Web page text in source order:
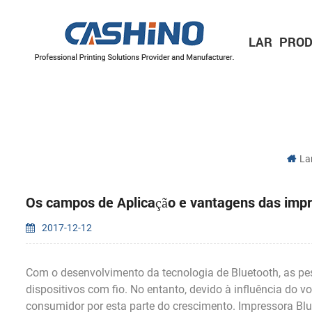
LAR
Os campos de Aplicação e vantagens das
2017-12-12
Com o desenvolvimento da tecnologia de Bluetooth, as
dispositivos com fio. No entanto, devido à influência do
consumidor por esta parte do crescimento. Impressora